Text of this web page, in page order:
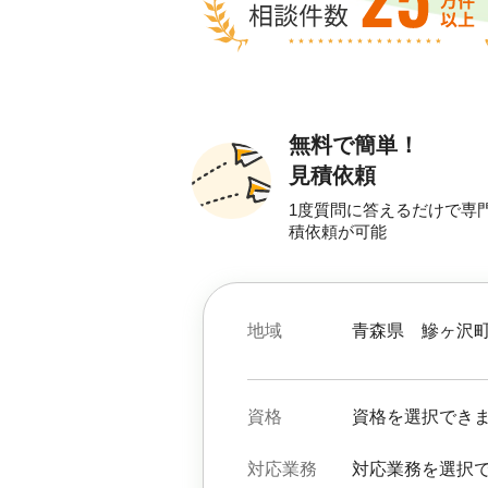
無料で簡単！
見積依頼
1度質問に答えるだけで専
積依頼が可能
地域 青森県 鰺ヶ沢
資格 資格を選択でき
対応業務 対応業務を選択